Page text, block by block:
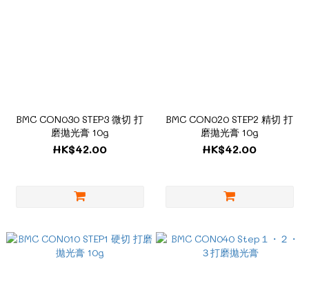
BMC CON030 STEP3 微切 打
磨拋光膏 10g
HK$42.00
BMC CON020 STEP2 精切 打
磨拋光膏 10g
HK$42.00